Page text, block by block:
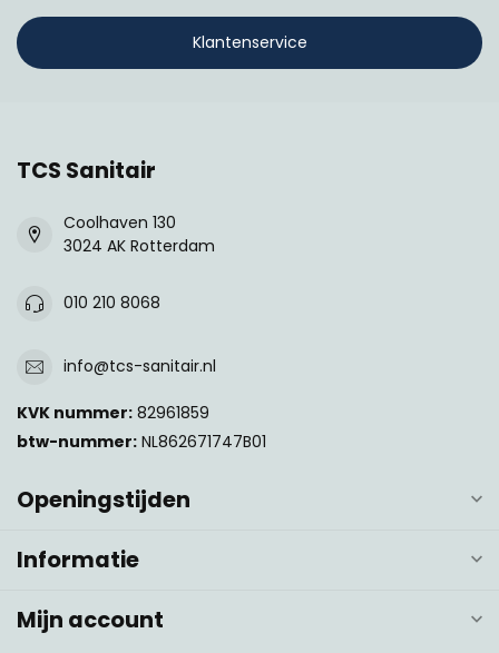
Klantenservice
TCS Sanitair
Coolhaven 130
3024 AK Rotterdam
010 210 8068
info@tcs-sanitair.nl
KVK nummer: 82961859
btw-nummer: NL862671747B01
Openingstijden
Informatie
Mijn account